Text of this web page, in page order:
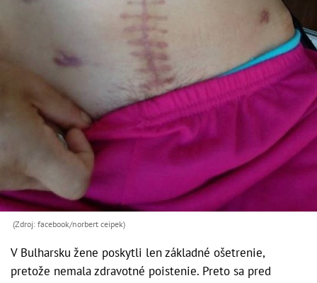
(Zdroj: facebook/norbert ceipek)
V Bulharsku žene poskytli len základné ošetrenie,
pretože nemala zdravotné poistenie. Preto sa pred